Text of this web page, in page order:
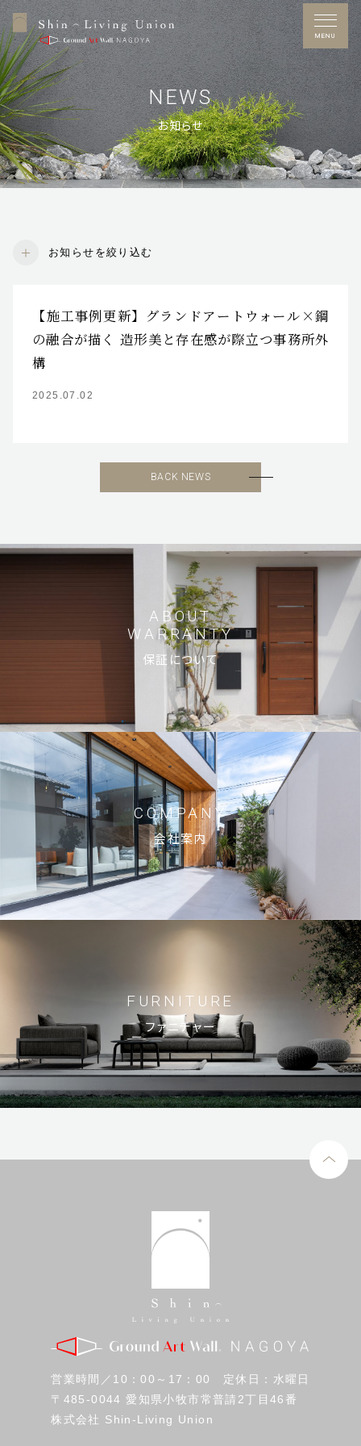
MENU
お問い合わせ
Free Dial0120-53-7272
ホーム
ご依頼の流れ
保証について
ガーデンファニチャー
会社概要
サステナビリティ
ブログ
お知らせ
© 2023 Shin-Living Union CO., LTD. All Rights Reserved.
This site is protected by reCAPTCHA and
the Google
and Terms of Serviceapply.
NEWS
お知らせ
【施工事例更新】グランドアートウォール×鋼
の融合が描く 造形美と存在感が際立つ事務所外
構
2025.07.02
BACK NEWS
お知らせを絞り込む
ABOUT
WARRANTY
保証について
COMPANY
会社案内
FURNITURE
ファニチャー
営業時間／10：00～17：00 定休日：水曜日
〒485-0044 愛知県小牧市常普請2丁目46番
株式会社 Shin-Living Union